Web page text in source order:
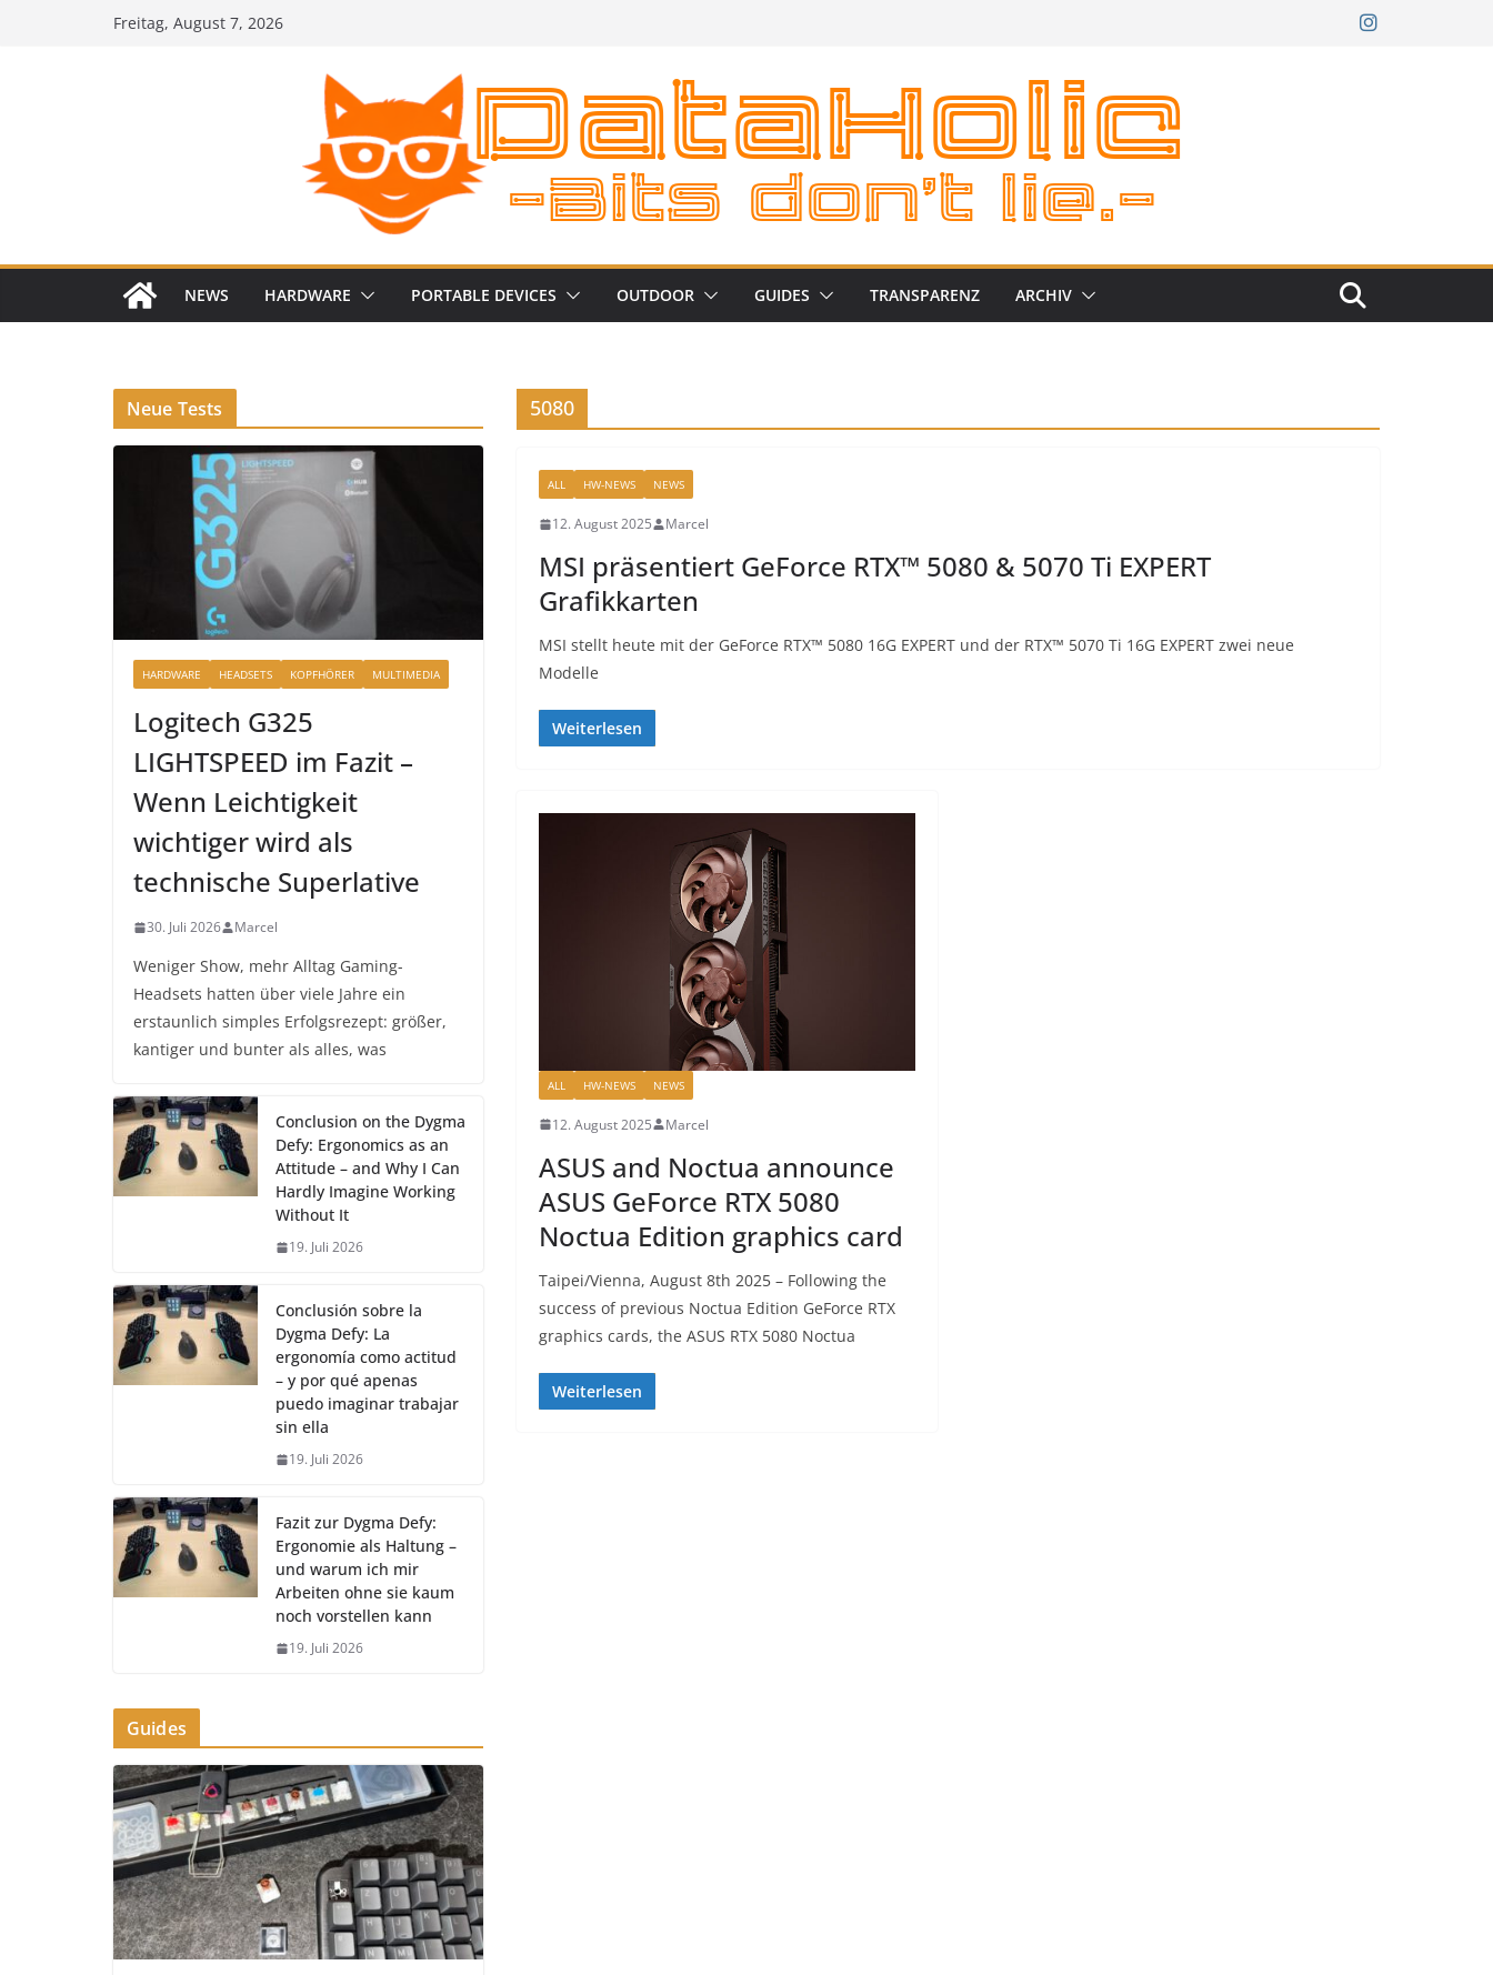
Freitag, August 7, 2026
NEWS HARDWARE PORTABLE DEVICES OUTDOOR GUIDES TRANSPARENZ ARCHIV
5080
ALL HW-NEWS NEWS
12. August 2025 Marcel
MSI präsentiert GeForce RTX™ 5080 & 5070 Ti EXPERT
Grafikkarten
MSI stellt heute mit der GeForce RTX™ 5080 16G EXPERT und der RTX™ 5070 Ti 16G EXPERT zwei neue
Modelle
Weiterlesen
ALL HW-NEWS NEWS
12. August 2025 Marcel
ASUS and Noctua announce
ASUS GeForce RTX 5080
Noctua Edition graphics card
Taipei/Vienna, August 8th 2025 – Following the
success of previous Noctua Edition GeForce RTX
graphics cards, the ASUS RTX 5080 Noctua
Weiterlesen
Neue Tests
HARDWARE HEADSETS KOPFHÖRER MULTIMEDIA
Logitech G325
LIGHTSPEED im Fazit –
Wenn Leichtigkeit
wichtiger wird als
technische Superlative
30. Juli 2026 Marcel
Weniger Show, mehr Alltag Gaming-
Headsets hatten über viele Jahre ein
erstaunlich simples Erfolgsrezept: größer,
kantiger und bunter als alles, was
Conclusion on the Dygma
Defy: Ergonomics as an
Attitude – and Why I Can
Hardly Imagine Working
Without It
19. Juli 2026
Conclusión sobre la
Dygma Defy: La
ergonomía como actitud
– y por qué apenas
puedo imaginar trabajar
sin ella
19. Juli 2026
Fazit zur Dygma Defy:
Ergonomie als Haltung –
und warum ich mir
Arbeiten ohne sie kaum
noch vorstellen kann
19. Juli 2026
Guides